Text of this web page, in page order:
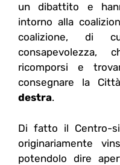
un dibattito e
intorno alla
coalizione, di
consapevolezza,
ricomporsi e
consegnare la
destra.
Di fatto il Centro-
originariamente
potendolo dire